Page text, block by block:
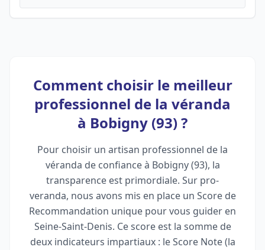
Comment choisir le meilleur
professionnel de la véranda
à Bobigny (93) ?
Pour choisir un artisan professionnel de la
véranda de confiance à Bobigny (93), la
transparence est primordiale. Sur pro-
veranda, nous avons mis en place un Score de
Recommandation unique pour vous guider en
Seine-Saint-Denis. Ce score est la somme de
deux indicateurs impartiaux : le Score Note (la